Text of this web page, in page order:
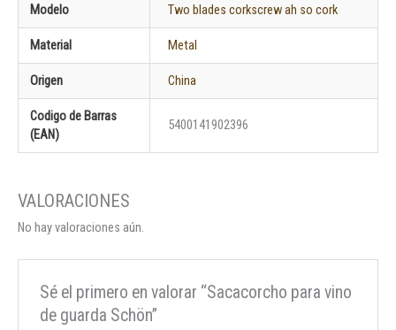
Modelo Two blades corkscrew ah so cork
Material Metal
Origen China
Codigo de Barras
(EAN)
5400141902396
No hay valoraciones aún.
Sé el primero en valorar “Sacacorcho para vino
de guarda Schön”